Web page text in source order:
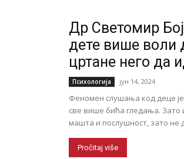
Др Светомир
дете више воли
цртане него да
Психологија јун 14, 2024
Феномен слушања код деце
све више бића гледања. Зато
машта и послушност, зато не
Pročitaj više